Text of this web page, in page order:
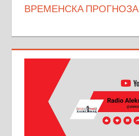
ВРЕМЕНСКА ПРОГНОЗА